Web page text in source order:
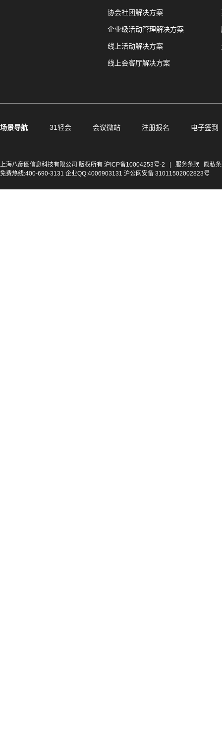
协会社团解决方案
企业级活动管理解决方案
线上活动解决方案
线上会客厅解决方案
场景导航 31轻会 会议微站 注册报名 电子签到
上海八彦图信息科技有限公司 版权所有 沪ICP备10004253号-2 服务条款
隐私
免费热线:400-690-3131 企业QQ:4006903131 沪公网安备 31011502002823号